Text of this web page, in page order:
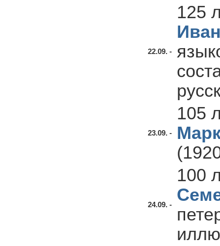
22.09. -
125
23.09. -
105
24.09. -
100